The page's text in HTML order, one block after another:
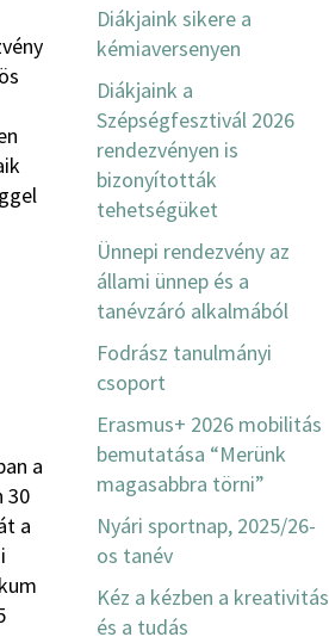
a
30
a
Diákjaink sikere a
kémiaversenyen
Diákjaink a
Szépségfesztivál 2026
rendezvényen is
bizonyították
tehetségüket
Ünnepi rendezvény az
állami ünnep és a
tanévzáró alkalmából
Fodrász tanulmányi
csoport
Erasmus+ 2026 mobilitás
bemutatása “Merünk
magasabbra törni”
Nyári sportnap, 2025/26-
os tanév
Kéz a kézben a kreativitás
és a tudás